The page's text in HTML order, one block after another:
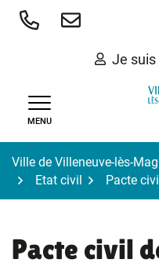
Aller
Je suis
MENU
Ville de Villeneuve-lès-
Etat civil
Pacte
Pacte civil